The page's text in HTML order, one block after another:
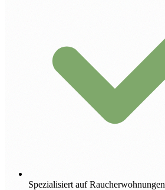
Spezialisiert auf Raucherwohnungen